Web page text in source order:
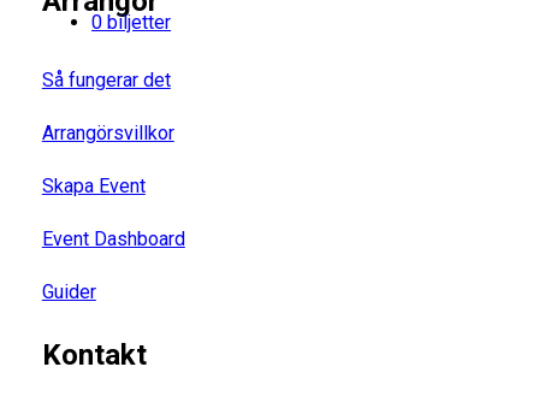
0 biljetter
Så fungerar det
Arrangörsvillkor
Skapa Event
Event Dashboard
Guider
Kontakt